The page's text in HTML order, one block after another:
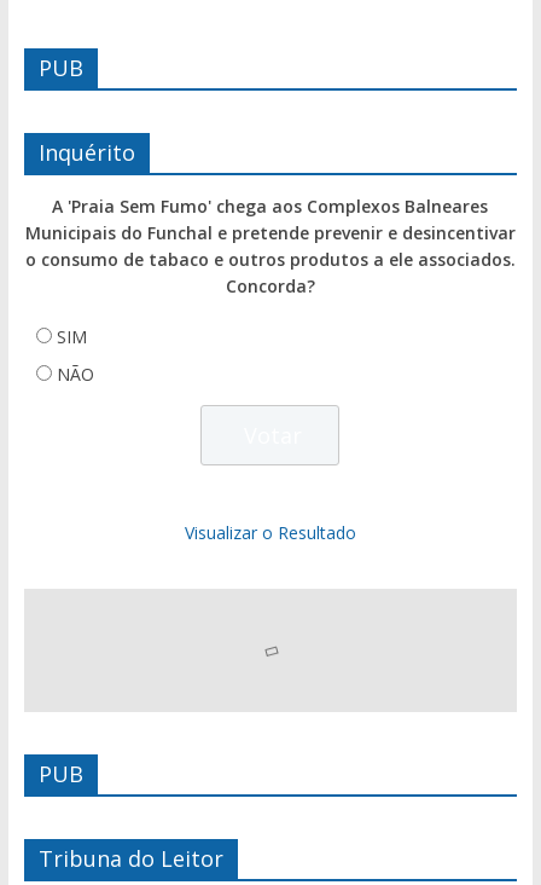
PUB
Inquérito
A 'Praia Sem Fumo' chega aos Complexos Balneares
Municipais do Funchal e pretende prevenir e desincentivar
o consumo de tabaco e outros produtos a ele associados.
Concorda?
SIM
NÃO
Visualizar o Resultado
PUB
Tribuna do Leitor